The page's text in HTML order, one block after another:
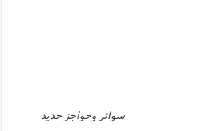
سواتر وحواجز حديد